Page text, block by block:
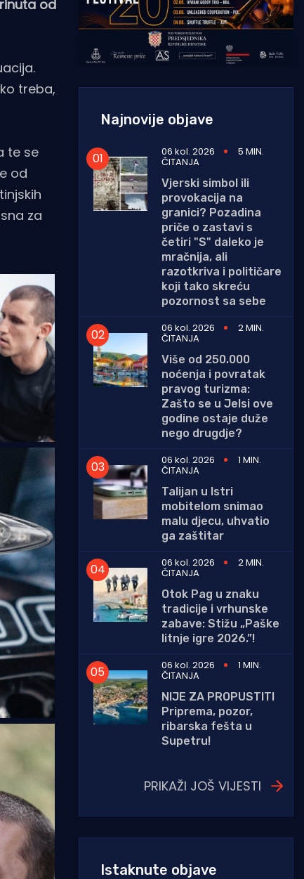
od
treba,
te se
od
za
Najnovije objave
06 kol. 2026 5 MIN.
ČITANJA
Vjerski simbol ili
provokacija na
granici? Pozadina
priče o zastavi s
četiri "S" daleko je
mračnija, ali
razotkriva i političare
koji tako skreću
pozornost sa sebe
06 kol. 2026
2 MIN.
ČITANJA
Više od 250.000
noćenja i povratak
pravog turizma:
Zašto se u Jelsi ove
godine ostaje duže
nego drugdje?
06 kol. 2026
1 MIN.
ČITANJA
Talijan u Istri
mobitelom snimao
malu djecu, uhvatio
ga zaštitar
06 kol. 2026
2 MIN.
ČITANJA
Otok Pag u znaku
tradicije i vrhunske
zabave: Stižu „Paške
litnje igre 2026.”!
06 kol. 2026
1 MIN.
ČITANJA
NIJE ZA PROPUSTITI
Priprema, pozor,
ribarska fešta u
Supetru!
PRIKAŽI JOŠ VIJESTI
Istaknute objave